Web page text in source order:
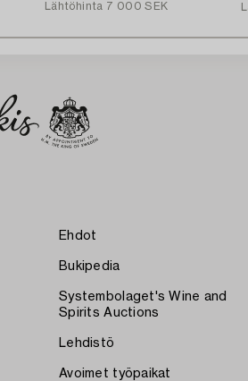
Lähtöhinta 7 000 SEK
Ehdot
Bukipedia
Systembolaget's Wine and
Spirits Auctions
Lehdistö
Avoimet työpaikat